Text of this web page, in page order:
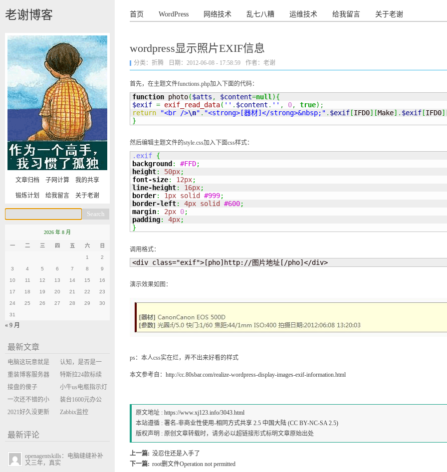
老谢博客 首页 WordPress 网络技术 乱七八糟 运维技术 给我留言 关于老谢
wordpress显示照片EXIF信息
分类： 折腾 日期：2012-06-08 - 17:58:59 作者：老谢
首先，在主题文件functions.php加入下面的代码：
function photo($atts , $content=null ){
$exif = exif_read_data( '' . $content . '' , 0, true) ;
return
"<br />\n" . "<strong>[器材]</strong>&nbsp;" . $exif [IFD0] [Make] . $exif [IFD0]
}
然后编辑主题文件的style.css加入下面css样式：
.exif {
background : #FFD;
height: 50px;
font-size: 12px;
line-height: 16px;
border: 1px solid #999;
border-left: 4px solid #600;
margin: 2px 0;
padding: 4px;
}
调用格式：
<div class="exif">[pho]http://图片地址[/pho]</div>
演示效果如图：
ps：本人css实在烂，弄不出来好看的样式
本文参考自： http://cc.80sbar.com/realize-wordpress-display-images-exif-information.html
原文地址 :https://www.xj123.info/3043.html
本站遵循 :署名-非商业性使用-相同方式共享 2.5 中国大陆 (CC BY-NC-SA 2.5)
版权声明 : 原创文章转载时，请务必以超链接形式标明文章原始出处
上一篇: 没忍住还是入手了
下一篇: root删文件Operation not permitted
文章归档 子网计算 我的共享
锻炼计划 给我留言 关于老谢
2026 年 8 月
一 二 三 四 五 六 日
1 2
3 4 5 6 7 8 9
10 11 12 13 14 15 16
17 18 19 20 21 22 23
24 25 26 27 28 29 30
31
« 9 月
最新文章
电脑这玩意就是
缝缝补补的事
认知，是否是一
座大山？当架构
决策变成配置清
单比价
重装博客服务器
环境
特斯拉24款标续
Model Y 2万公里
使用体验
接盘的傻子
小牛us电瓶指示灯
闪三次不上电
一次还不错的小
米售后体验
装台1600元办公
主机
2021好久没更新
Zabbix监控
最新评论
openagentskills：电脑缝缝补补
又三年，真实